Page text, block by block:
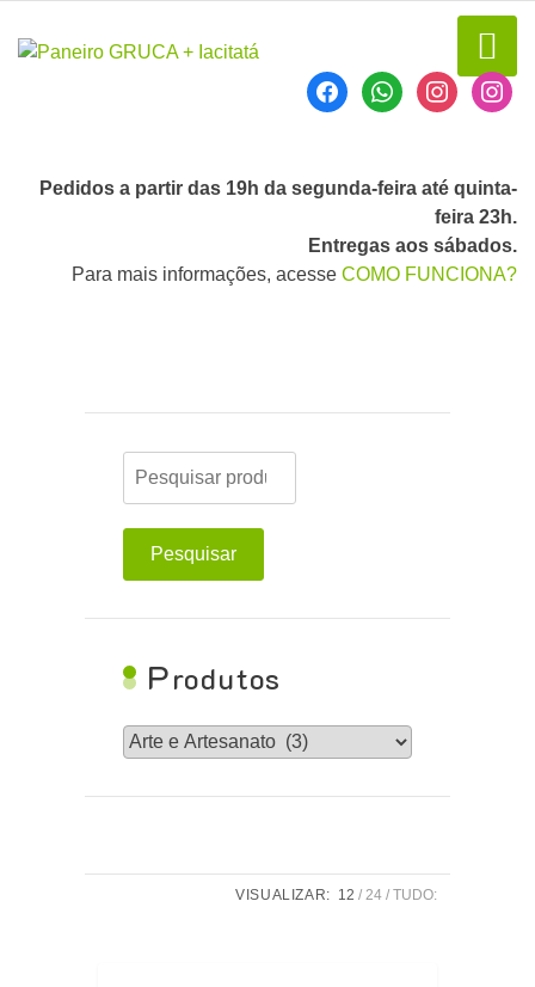
Pedidos a partir das 19h da segunda-feira até quinta-
feira 23h.
Entregas aos sábados.
Para mais informações, acesse COMO FUNCIONA?
VISUALIZAR: 12 24 TUDO:
Pesquisar
Produtos